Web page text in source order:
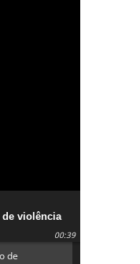
de violência
Lucinha
00:39
de